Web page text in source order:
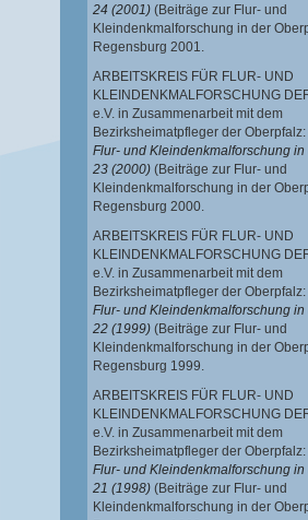
24 (2001) (Beiträge zur Flur- und
Kleindenkmalforschung in der
Regensburg 2001.
ARBEITSKREIS FÜR FLUR- UND
KLEINDENKMALFORSCHUNG
e.V. in Zusammenarbeit mit dem
Bezirksheimatpfleger der Oberpfalz:
Flur- und Kleindenkmalforschung in
23 (2000) (Beiträge zur Flur- und
Kleindenkmalforschung in der
Regensburg 2000.
ARBEITSKREIS FÜR FLUR- UND
KLEINDENKMALFORSCHUNG
e.V. in Zusammenarbeit mit dem
Bezirksheimatpfleger der Oberpfalz:
Flur- und Kleindenkmalforschung in
22 (1999) (Beiträge zur Flur- und
Kleindenkmalforschung in der
Regensburg 1999.
ARBEITSKREIS FÜR FLUR- UND
KLEINDENKMALFORSCHUNG
e.V. in Zusammenarbeit mit dem
Bezirksheimatpfleger der Oberpfalz:
Flur- und Kleindenkmalforschung in
21 (1998) (Beiträge zur Flur- und
Kleindenkmalforschung in der